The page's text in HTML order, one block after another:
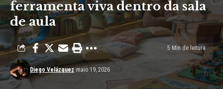
ferramenta viva dentro da sala
de aula
Diego Velázquez maio 19, 2026
5 Min de leitura